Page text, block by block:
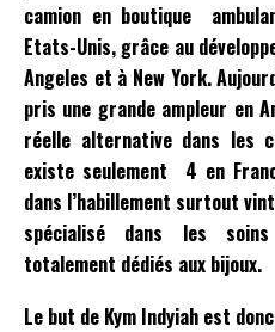
camion en boutique
Etats-Unis, grâce au
Angeles et à New York.
pris une grande ampleur en
réelle alternative dans les
existe seulement 4 en
dans l’habillement surtout
spécialisé dans les
totalement dédiés aux bijoux.
Le but de Kym Indyiah est